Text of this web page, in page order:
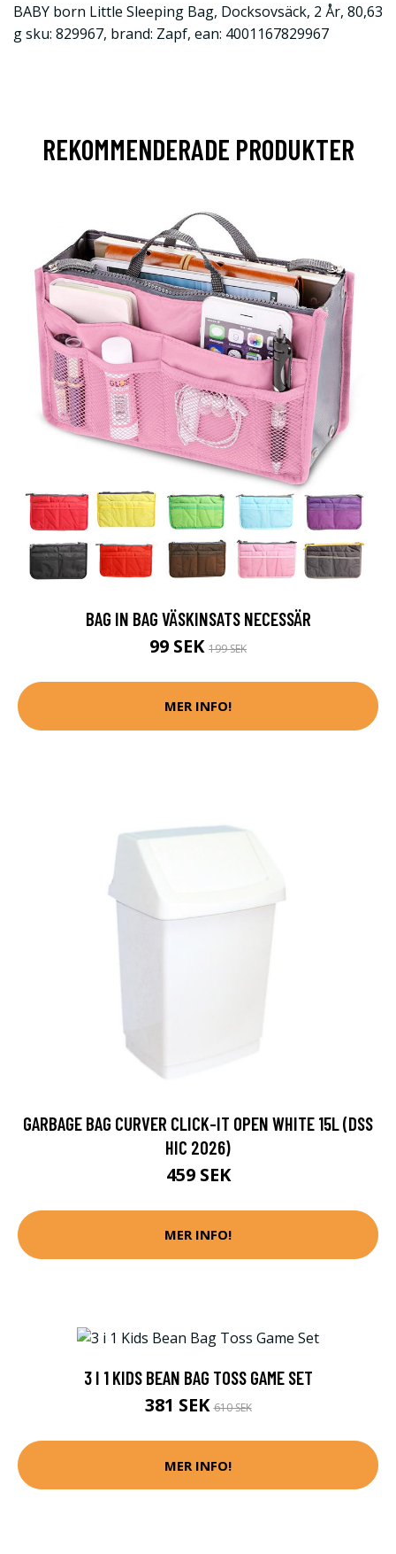
BABY born Little Sleeping Bag, Docksovsäck, 2 År, 80,63
g sku: 829967, brand: Zapf, ean: 4001167829967
REKOMMENDERADE PRODUKTER
BAG IN BAG VÄSKINSATS NECESSÄR
99 SEK 199 SEK
MER INFO!
GARBAGE BAG CURVER CLICK-IT OPEN WHITE 15L (DSS
HIC 2026)
459 SEK
MER INFO!
3 I 1 KIDS BEAN BAG TOSS GAME SET
381 SEK610 SEK
MER INFO!